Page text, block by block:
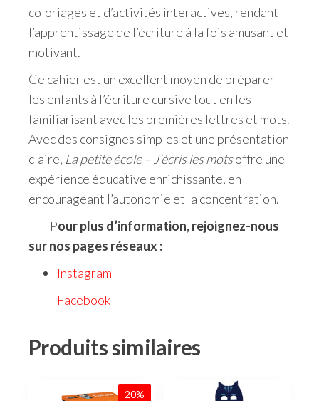
coloriages et d’activités interactives, rendant
l’apprentissage de l’écriture à la fois amusant et
motivant.
Ce cahier est un excellent moyen de préparer
les enfants à l’écriture cursive tout en les
familiarisant avec les premières lettres et mots.
Avec des consignes simples et une présentation
claire, La petite école – J’écris les motsoffre une
expérience éducative enrichissante, en
encourageant l’autonomie et la concentration.
Pour plus d’information, rejoignez-nous
sur nos pages réseaux :
Instagram
Facebook
Produits similaires
20%